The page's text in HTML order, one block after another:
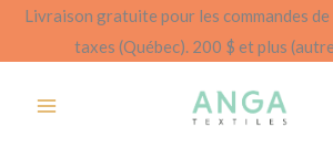
AllerLivraison gratuite pour les commandes
taxes (Québec). 200 $ et plus